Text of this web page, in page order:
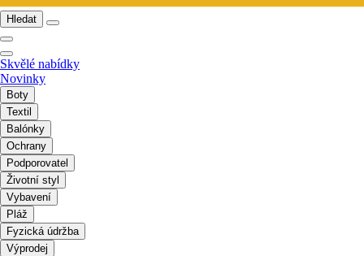
Hledat
Skvělé nabídky
Novinky
Boty
Textil
Balónky
Ochrany
Podporovatel
Životní styl
Vybavení
Pláž
Fyzická údržba
Výprodej